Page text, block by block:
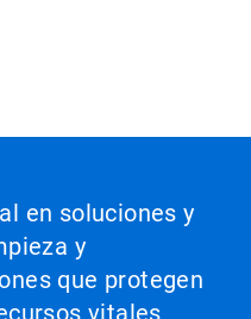
en soluciones y
y
que protegen
vitales